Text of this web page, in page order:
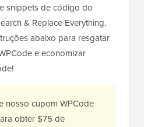
snippets de código do
& Replace Everything.
abaixo para resgatar
e economizar
nosso cupom WPCode
obter $75 de